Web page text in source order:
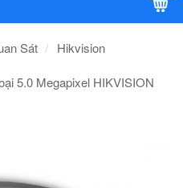
Sát
Hikvision
5.0 Megapixel HIKVISION